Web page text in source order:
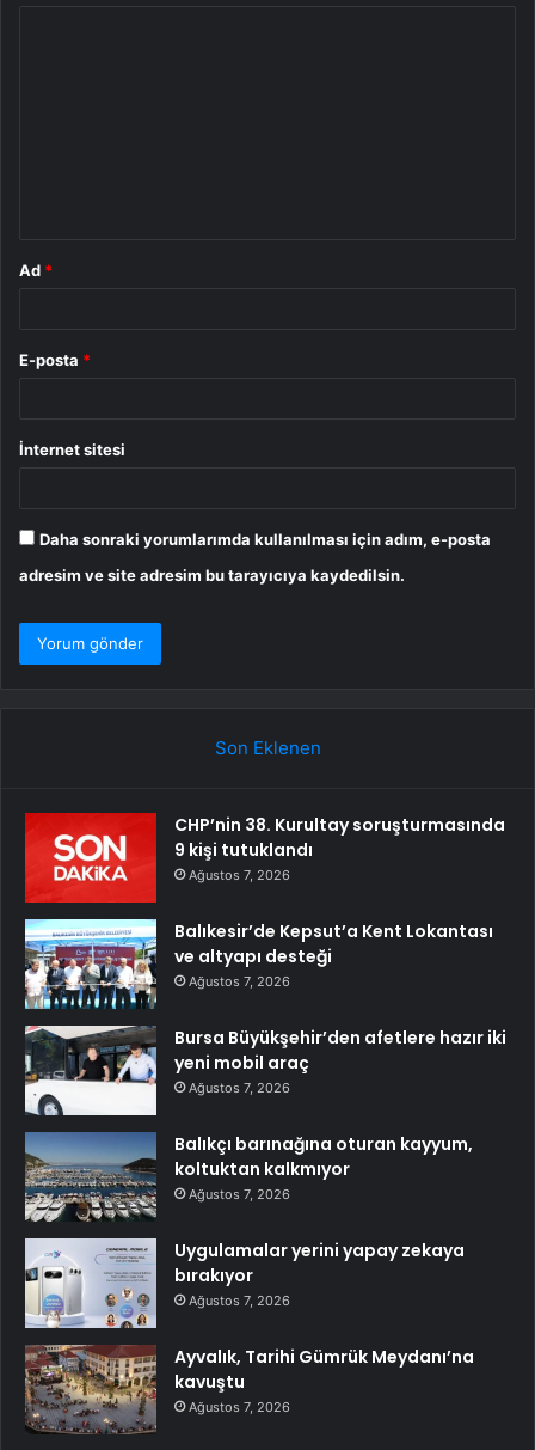
Ad *
E-posta *
İnternet sitesi
Daha sonraki yorumlarımda kullanılması için adım, e-posta
adresim ve site adresim bu tarayıcıya kaydedilsin.
Son Eklenen
CHP’nin 38. Kurultay soruşturmasında
9 kişi tutuklandı
Ağustos 7, 2026
Balıkesir’de Kepsut’a Kent Lokantası
ve altyapı desteği
Ağustos 7, 2026
Bursa Büyükşehir’den afetlere hazır iki
yeni mobil araç
Ağustos 7, 2026
Balıkçı barınağına oturan kayyum,
koltuktan kalkmıyor
Ağustos 7, 2026
Uygulamalar yerini yapay zekaya
bırakıyor
Ağustos 7, 2026
Ayvalık, Tarihi Gümrük Meydanı’na
kavuştu
Ağustos 7, 2026